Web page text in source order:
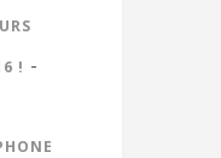
! -